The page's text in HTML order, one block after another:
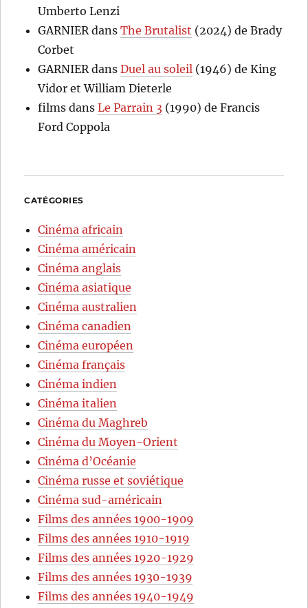
Umberto Lenzi
GARNIERdansThe Brutalist (2024) de Brady
Corbet
GARNIERdansDuel au soleil (1946) de King
Vidor et William Dieterle
films dansLe Parrain 3 (1990) de Francis
Ford Coppola
CATÉGORIES
Cinéma africain
Cinéma américain
Cinéma anglais
Cinéma asiatique
Cinéma australien
Cinéma canadien
Cinéma européen
Cinéma français
Cinéma indien
Cinéma italien
Cinéma du Maghreb
Cinéma du Moyen-Orient
Cinéma d’Océanie
Cinéma russe et soviétique
Cinéma sud-américain
Films des années 1900-1909
Films des années 1910-1919
Films des années 1920-1929
Films des années 1930-1939
Films des années 1940-1949